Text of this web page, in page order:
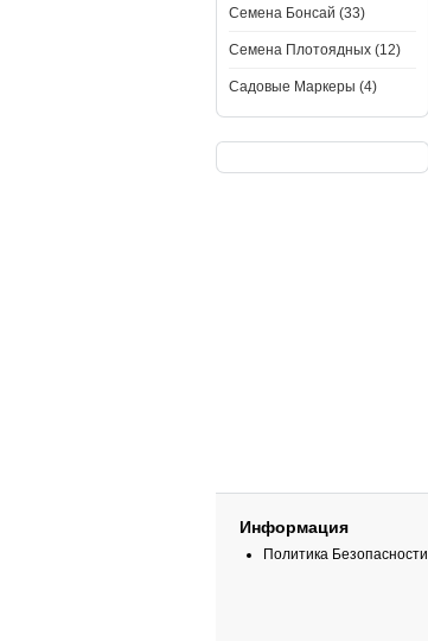
Семена Бонсай (33)
Семена Плотоядных (12)
Садовые Маркеры (4)
Информация
Политика Безопасности